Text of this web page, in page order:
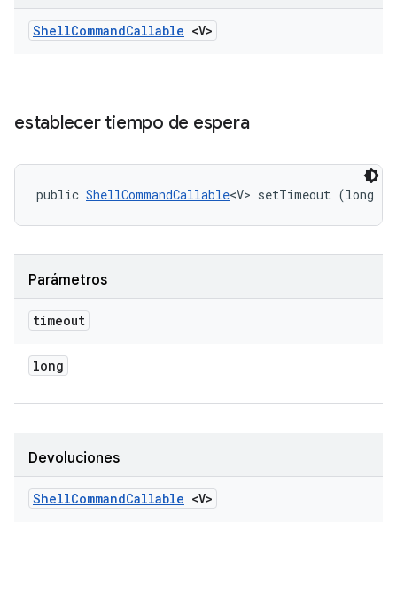
ShellCommandCallable <V>
establecer tiempo de espera
public ShellCommandCallable<V> setTimeout (long
Parámetros
timeout
long
Devoluciones
ShellCommandCallable <V>